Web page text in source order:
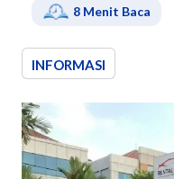
8 Menit Baca
INFORMASI